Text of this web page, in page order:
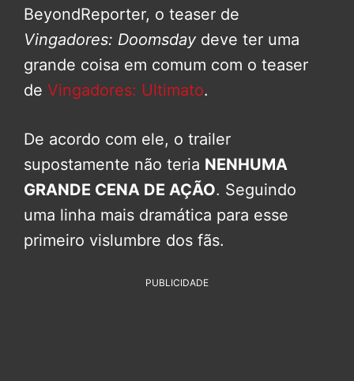
BeyondReporter, o teaser de
Vingadores: Doomsday deve ter uma
grande coisa em comum com o teaser
de Vingadores: Ultimato.
De acordo com ele, o trailer
supostamente não teria NENHUMA
GRANDE CENA DE AÇÃO. Seguindo
uma linha mais dramática para esse
primeiro vislumbre dos fãs.
PUBLICIDADE